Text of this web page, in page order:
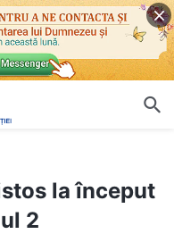
2
la început
2